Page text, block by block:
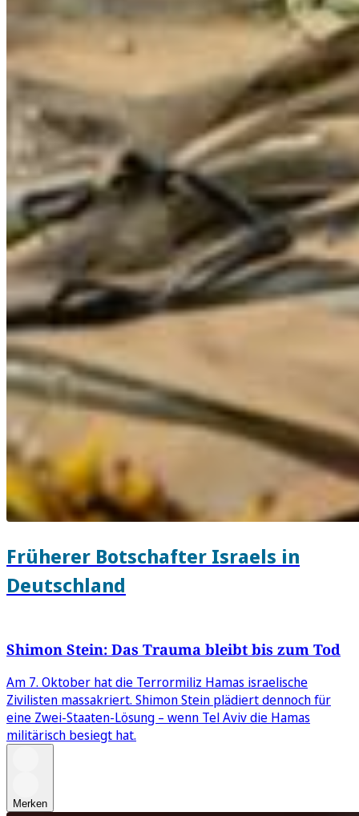
Früherer Botschafter Israels in
Deutschland
Shimon Stein: Das Trauma bleibt bis zum Tod
Am 7. Oktober hat die Terrormiliz Hamas israelische
Zivilisten massakriert. Shimon Stein plädiert dennoch für
eine Zwei-Staaten-Lösung – wenn Tel Aviv die Hamas
militärisch besiegt hat.
Merken